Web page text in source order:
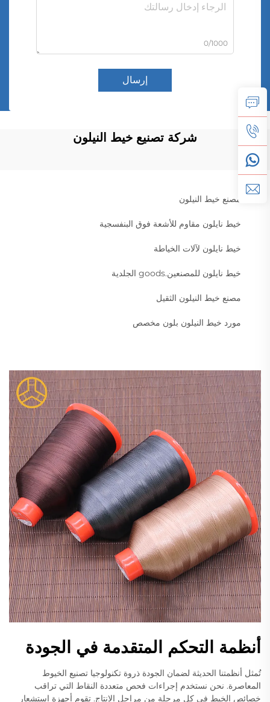
0/1000
إرسال
شركة تصنيع خيط النيلون
مصنع خيط النيلون
خيط نايلون مقاوم للأشعة فوق البنفسجية
خيط نايلون لآلات الخياطة
خيط نايلون للمصنعين.goods الجلدية
مصنع خيط النيلون الثقيل
مورد خيط النيلون بلون مخصص
أنظمة التحكم المتقدمة في الجودة
تُمثل أنظمتنا الحديثة لضمان الجودة ذروة تكنولوجيا تصنيع الخيوط
المعاصرة. نحن نستخدم إجراءات فحص متعددة النقاط التي تراقب
خصائص الخيط في كل مرحلة من مراحل الإنتاج. تقوم أجهزة استشعار